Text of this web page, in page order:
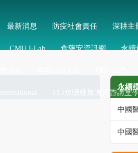
最新消息 防疫社會責任 深耕主
CMU I-Lab 食藥安資訊網 永續
113永續發展週黃昏講堂
永續
中國
中國